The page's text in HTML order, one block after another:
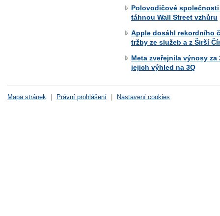
Polovodičové
táhnou Wall Street vzhůru
Apple dosáhl rekordního
tržby ze služeb a z Širší
Meta zveřejnila výnosy
jejich výhled na 3Q
Mapa stránek Právní prohlášení Nastavení cookies